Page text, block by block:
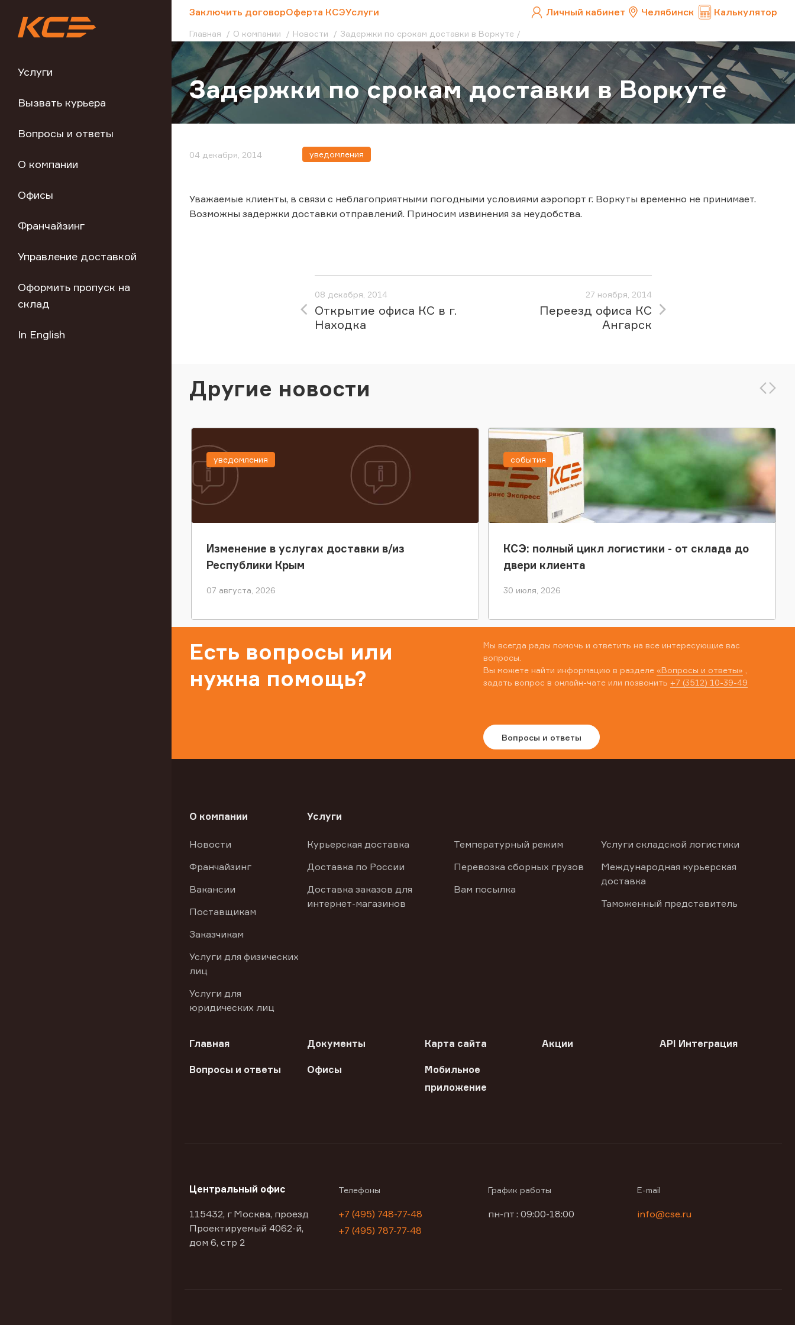
Услуги
Вызвать курьера
Вопросы и ответы
О компании
Офисы
Франчайзинг
Управление доставкой
Оформить пропуск на
склад
In English
Заключить договорОферта КСЭУслуги Личный кабинет Челябинск Калькулятор
Главная О компании Новости Задержки по срокам доставки в Воркуте
Задержки по срокам доставки в Воркуте
04 декабря, 2014 уведомления
Уважаемые клиенты, в связи с неблагоприятными погодными условиями аэропорт г. Воркуты временно не принимает.
Возможны задержки доставки отправлений. Приносим извинения за неудобства.
08 декабря, 2014
Открытие офиса КС в г.
Находка
27 ноября, 2014
Переезд офиса КС
Ангарск
Другие новости
Изменение в услугах доставки в/из
Республики Крым
07 августа, 2026
уведомления
КСЭ: полный цикл логистики - от склада до
двери клиента
30 июля, 2026
события
Есть вопросы или
нужна помощь?
Мы всегда рады помочь и ответить на все интересующие вас
вопросы.
Вы можете найти информацию в разделе «Вопросы и ответы»
задать вопрос в онлайн-чате или позвонить +7 (3512) 10-39-49
Вопросы и ответы
О компании
Новости
Франчайзинг
Вакансии
Поставщикам
Заказчикам
Услуги для физических
лиц
Услуги для
юридических лиц
Услуги
Курьерская доставка
Доставка по России
Доставка заказов для
интернет-магазинов
Температурный режим
Перевозка сборных грузов
Вам посылка
Услуги складской логистики
Международная курьерская
доставка
Таможенный представитель
Главная Документы Карта сайта Акции API Интеграция
Вопросы и ответы Офисы
Мобильное
приложение
Центральный офис
115432, г Москва, проезд
Проектируемый 4062-й,
дом 6, стр 2
Телефоны
+7 (495) 748-77-48
+7 (495) 787-77-48
График работы
пн-пт : 09:00-18:00
E-mail
info@cse.ru